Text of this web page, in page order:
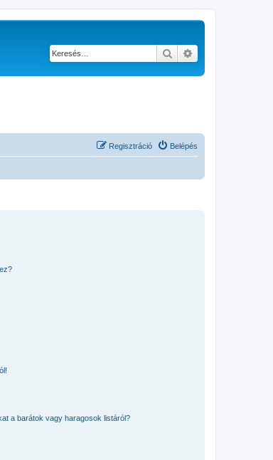
Keresés
Belépés
Regisztráció
a barátok vagy haragosok listáról?